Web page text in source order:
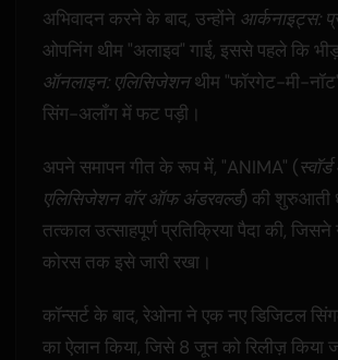
अभिवादन करने के बाद, उन्होंने आर्कनाइट्स:
ओपनिंग थीम "अलाइव" गाई, इससे पहले कि
ऑनलाइन: एलिसिजेशनथीम "फॉरगेट-मी-
सिंग-अलॉंग में फट पड़ी।
अपने समापन गीत के रूप में, "ANIMA" (
एलिसिजेशन वॉर ऑफ अंडरवर्ल्ड) की शुरुआती
तत्काल उत्साहपूर्ण प्रतिक्रिया पैदा की,
कोरस तक इसे जारी रखा।
कॉन्सर्ट के बाद, रेओना ने एक नए डिजिटल
का ऐलान किया, जिसे 8 जून को रिलीज़ किया